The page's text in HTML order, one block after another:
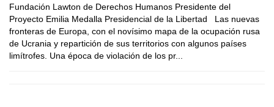
Fundación Lawton de Derechos Humanos Presidente del
Proyecto Emilia Medalla Presidencial de la Libertad Las nuevas
fronteras de Europa, con el novísimo mapa de la ocupación rusa
de Ucrania y repartición de sus territorios con algunos países
limítrofes. Una época de violación de los pr...